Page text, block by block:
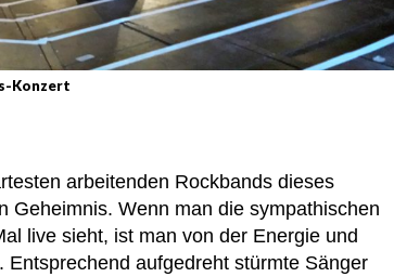
Konzert
arbeitenden Rockbands dieses
Geheimnis. Wenn man die sympathischen
live sieht, ist man von der Energie und
aufgedreht stürmte Sänger